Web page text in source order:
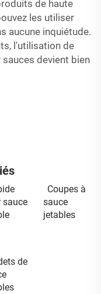
de haute
les utiliser
aucune inquiétude.
l'utilisation de
devient bien
sauce
Coupes à
sauce
jetables
de